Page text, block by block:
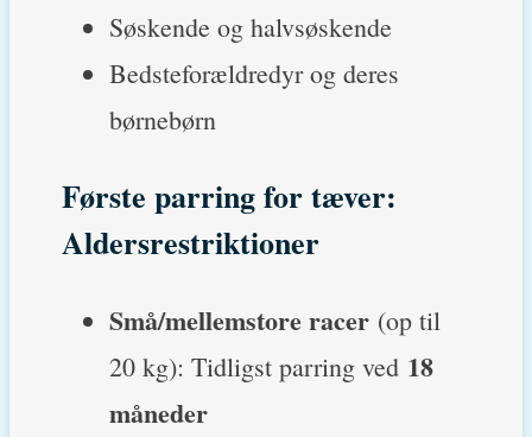
Søskende og halvsøskende
Bedsteforældredyr og deres
børnebørn
Første parring for tæver:
Aldersrestriktioner
Små/mellemstore racer (op til
20 kg): Tidligst parring ved 18
måneder